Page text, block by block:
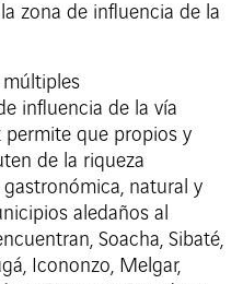
zona de influencia de la
múltiples
influencia de la vía
permite que propios y
de la riqueza
natural y
aledaños al
Soacha, Sibaté,
Icononzo, Melgar,